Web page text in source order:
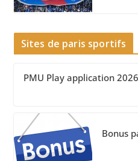
Sites de paris sportifs
PMU Play application 2026
Bonus